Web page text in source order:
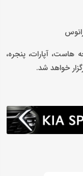
هاست، آپارات، پنجره،